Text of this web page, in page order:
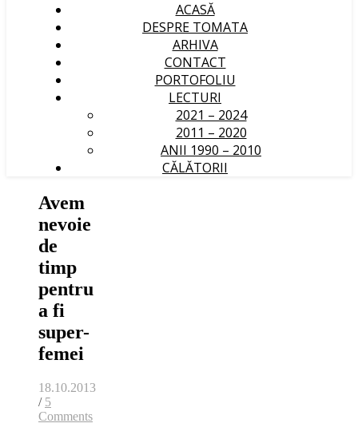
ACASĂ
DESPRE TOMATA
ARHIVA
CONTACT
PORTOFOLIU
LECTURI
2021 – 2024
2011 – 2020
ANII 1990 – 2010
CĂLĂTORII
Avem
nevoie
de
timp
pentru
a fi
super-
femei
18.10.2013
/ 5
Comments